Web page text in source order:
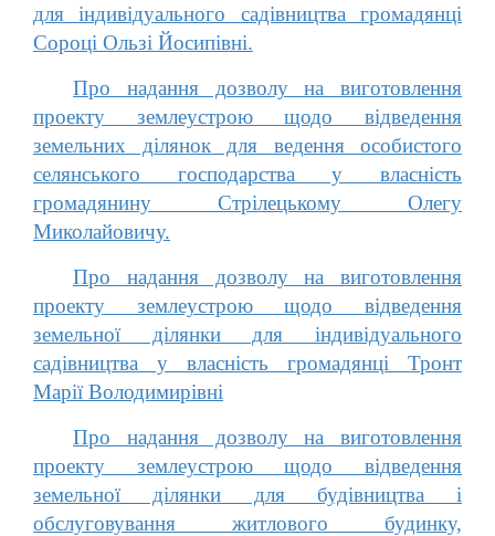
для індивідуального садівництва громадянці
Сороці Ользі Йосипівні.
Про надання дозволу на виготовлення
проекту землеустрою щодо відведення
земельних ділянок для ведення особистого
селянського господарства у власність
громадянину Стрілецькому Олегу
Миколайовичу.
Про надання дозволу на виготовлення
проекту землеустрою щодо відведення
земельної ділянки для індивідуального
садівництва у власність громадянці Тронт
Марії Володимирівні
Про надання дозволу на виготовлення
проекту землеустрою щодо відведення
земельної ділянки для будівництва і
обслуговування житлового будинку,